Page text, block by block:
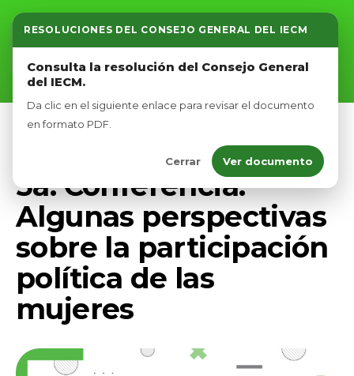
RESOLUCIONES DEL CONSEJO GENERAL DEL IECM
Consulta la resolución del Consejo General
del IECM.
Da clic en el siguiente enlace para revisar el documento
en formato PDF.
Cerrar Ver documento
Inicio
Nosotros
Afíliate
5a. Conferencia.
Algunas perspectivas
sobre la participación
política de las
mujeres